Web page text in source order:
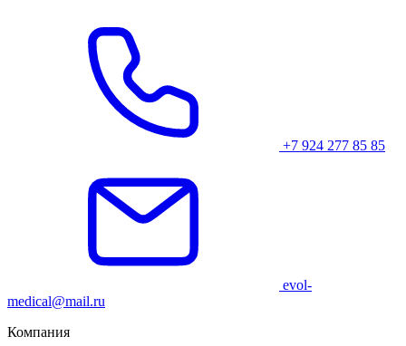
+7 924 277 85 85
evol-
medical@mail.ru
Компания